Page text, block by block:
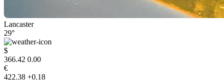
Lancaster
29°
$
366.42 0.00
€
422.38 +0.18